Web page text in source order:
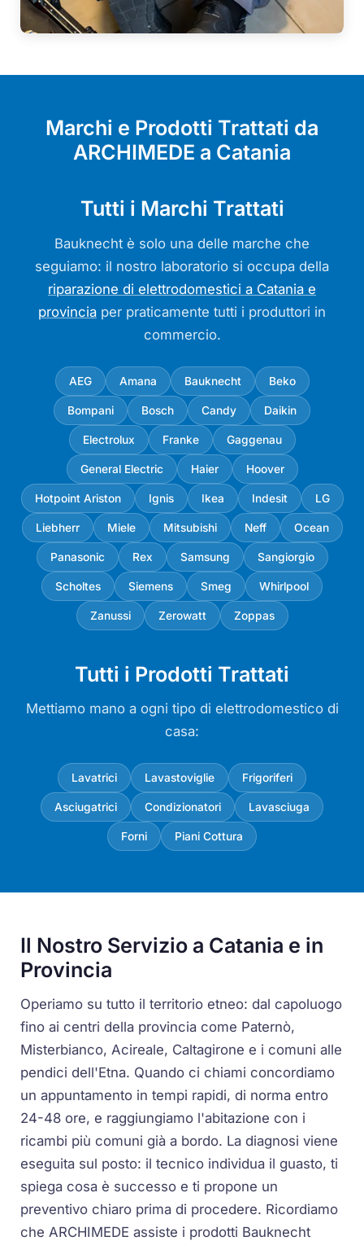
Marchi e Prodotti Trattati da
ARCHIMEDE a Catania
Tutti i Marchi Trattati
Bauknecht è solo una delle marche che
seguiamo: il nostro laboratorio si occupa della
riparazione di elettrodomestici a Catania e
provincia per praticamente tutti i produttori in
commercio.
AEG Amana Bauknecht Beko
Bompani Bosch Candy Daikin
Electrolux Franke Gaggenau
General Electric Haier Hoover
Hotpoint Ariston Ignis Ikea Indesit LG
Liebherr Miele Mitsubishi Neff Ocean
Panasonic Rex Samsung Sangiorgio
Scholtes Siemens Smeg Whirlpool
Zanussi Zerowatt Zoppas
Tutti i Prodotti Trattati
Mettiamo mano a ogni tipo di elettrodomestico di
casa:
Lavatrici Lavastoviglie Frigoriferi
Asciugatrici Condizionatori Lavasciuga
Forni Piani Cottura
Il Nostro Servizio a Catania e in
Provincia
Operiamo su tutto il territorio etneo: dal capoluogo
fino ai centri della provincia come Paternò,
Misterbianco, Acireale, Caltagirone e i comuni alle
pendici dell'Etna. Quando ci chiami concordiamo
un appuntamento in tempi rapidi, di norma entro
24-48 ore, e raggiungiamo l'abitazione con i
ricambi più comuni già a bordo. La diagnosi viene
eseguita sul posto: il tecnico individua il guasto, ti
spiega cosa è successo e ti propone un
preventivo chiaro prima di procedere. Ricordiamo
che ARCHIMEDE assiste i prodotti Bauknecht